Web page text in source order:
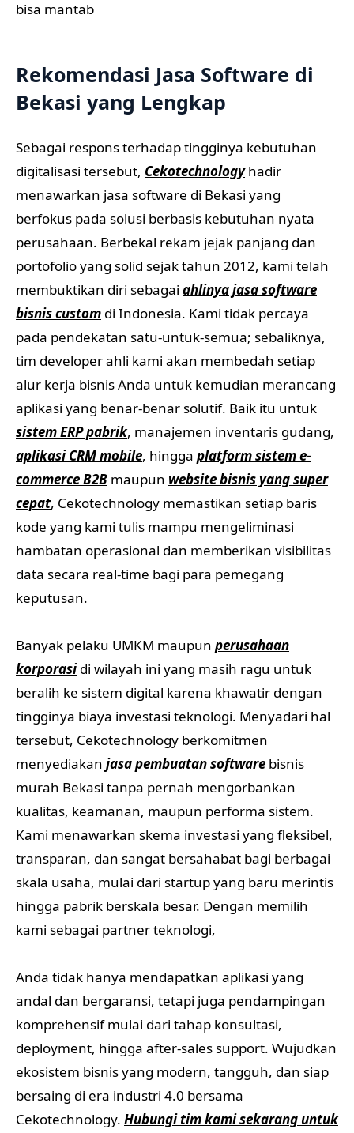
Rekomendasi Jasa Software di
Bekasi yang Lengkap
Sebagai respons terhadap tingginya kebutuhan
digitalisasi tersebut, Cekotechnologyhadir
menawarkan jasa software di Bekasi yang
berfokus pada solusi berbasis kebutuhan nyata
perusahaan. Berbekal rekam jejak panjang dan
portofolio yang solid sejak tahun 2012, kami telah
membuktikan diri sebagai ahlinya jasa software
bisnis custom di Indonesia. Kami tidak percaya
pada pendekatan satu-untuk-semua; sebaliknya,
tim developer ahli kami akan membedah setiap
alur kerja bisnis Anda untuk kemudian merancang
aplikasi yang benar-benar solutif. Baik itu untuk
sistem ERP pabrik, manajemen inventaris gudang,
aplikasi CRM mobile, hingga platform sistem e-
commerce B2B maupun website bisnis yang super
cepat, Cekotechnology memastikan setiap baris
kode yang kami tulis mampu mengeliminasi
hambatan operasional dan memberikan visibilitas
data secara real-time bagi para pemegang
keputusan.
Banyak pelaku UMKM maupun perusahaan
korporasidi wilayah ini yang masih ragu untuk
beralih ke sistem digital karena khawatir dengan
tingginya biaya investasi teknologi. Menyadari hal
tersebut, Cekotechnology berkomitmen
menyediakan jasa pembuatan software bisnis
murah Bekasi tanpa pernah mengorbankan
kualitas, keamanan, maupun performa sistem.
Kami menawarkan skema investasi yang fleksibel,
transparan, dan sangat bersahabat bagi berbagai
skala usaha, mulai dari startup yang baru merintis
hingga pabrik berskala besar. Dengan memilih
kami sebagai partner teknologi,
Anda tidak hanya mendapatkan aplikasi yang
andal dan bergaransi, tetapi juga pendampingan
komprehensif mulai dari tahap konsultasi,
deployment, hingga after-sales support. Wujudkan
ekosistem bisnis yang modern, tangguh, dan siap
bersaing di era industri 4.0 bersama
Cekotechnology. Hubungi tim kami sekarang untuk